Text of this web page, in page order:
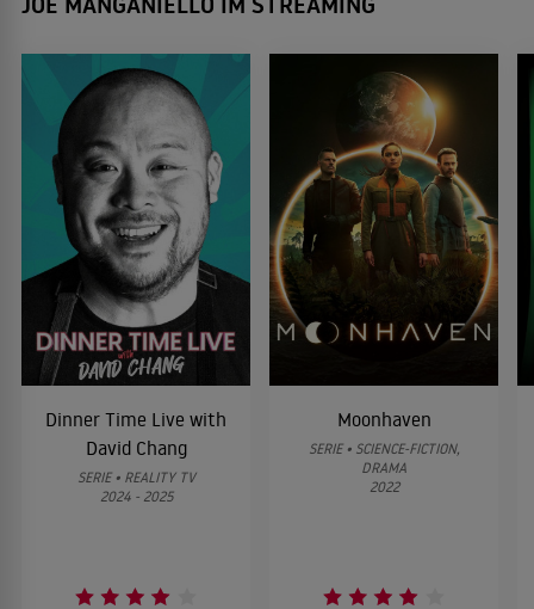
2007 Spider-Man 3
ACTIONABENTEUER
Spider-Man
ACTIONABENTEUER
2002 Spider
Dinner Time Live with
David Chang
SERIE • REALITY TV
2024 - 2025
Moonhaven
SERIE • SCIENCE-FICTION,
DRAMA
2022